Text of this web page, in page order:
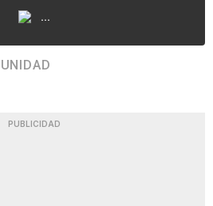
...
PUBLICIDAD